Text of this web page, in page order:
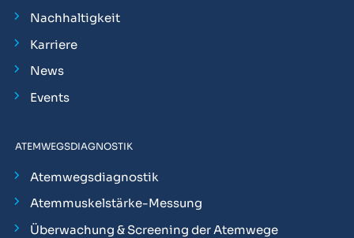
Nachhaltigkeit
Karriere
News
Events
ATEMWEGSDIAGNOSTIK
Atemwegsdiagnostik
Atemmuskelstärke-Messung
Überwachung & Screening der Atemwege